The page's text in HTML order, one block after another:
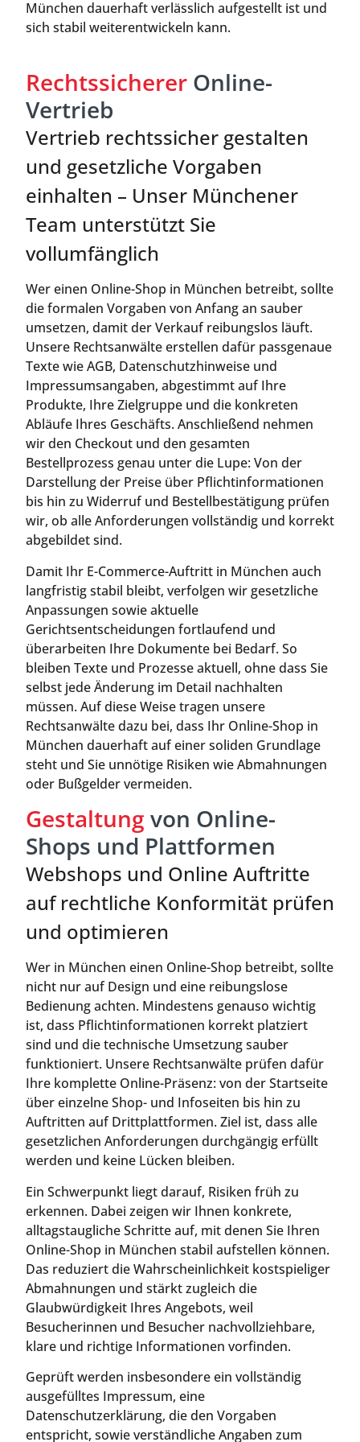
München dauerhaft verlässlich aufgestellt ist und
sich stabil weiterentwickeln kann.
Rechtssicherer Online-
Vertrieb
Vertrieb rechtssicher gestalten
und gesetzliche Vorgaben
einhalten – Unser Münchener
Team unterstützt Sie
vollumfänglich
Wer einen Online-Shop in München betreibt, sollte
die formalen Vorgaben von Anfang an sauber
umsetzen, damit der Verkauf reibungslos läuft.
Unsere Rechtsanwälte erstellen dafür passgenaue
Texte wie AGB, Datenschutzhinweise und
Impressumsangaben, abgestimmt auf Ihre
Produkte, Ihre Zielgruppe und die konkreten
Abläufe Ihres Geschäfts. Anschließend nehmen
wir den Checkout und den gesamten
Bestellprozess genau unter die Lupe: Von der
Darstellung der Preise über Pflichtinformationen
bis hin zu Widerruf und Bestellbestätigung prüfen
wir, ob alle Anforderungen vollständig und korrekt
abgebildet sind.
Damit Ihr E-Commerce-Auftritt in München auch
langfristig stabil bleibt, verfolgen wir gesetzliche
Anpassungen sowie aktuelle
Gerichtsentscheidungen fortlaufend und
überarbeiten Ihre Dokumente bei Bedarf. So
bleiben Texte und Prozesse aktuell, ohne dass Sie
selbst jede Änderung im Detail nachhalten
müssen. Auf diese Weise tragen unsere
Rechtsanwälte dazu bei, dass Ihr Online-Shop in
München dauerhaft auf einer soliden Grundlage
steht und Sie unnötige Risiken wie Abmahnungen
oder Bußgelder vermeiden.
Gestaltung von Online-
Shops und Plattformen
Webshops und Online Auftritte
auf rechtliche Konformität prüfen
und optimieren
Wer in München einen Online-Shop betreibt, sollte
nicht nur auf Design und eine reibungslose
Bedienung achten. Mindestens genauso wichtig
ist, dass Pflichtinformationen korrekt platziert
sind und die technische Umsetzung sauber
funktioniert. Unsere Rechtsanwälte prüfen dafür
Ihre komplette Online-Präsenz: von der Startseite
über einzelne Shop- und Infoseiten bis hin zu
Auftritten auf Drittplattformen. Ziel ist, dass alle
gesetzlichen Anforderungen durchgängig erfüllt
werden und keine Lücken bleiben.
Ein Schwerpunkt liegt darauf, Risiken früh zu
erkennen. Dabei zeigen wir Ihnen konkrete,
alltagstaugliche Schritte auf, mit denen Sie Ihren
Online-Shop in München stabil aufstellen können.
Das reduziert die Wahrscheinlichkeit kostspieliger
Abmahnungen und stärkt zugleich die
Glaubwürdigkeit Ihres Angebots, weil
Besucherinnen und Besucher nachvollziehbare,
klare und richtige Informationen vorfinden.
Geprüft werden insbesondere ein vollständig
ausgefülltes Impressum, eine
Datenschutzerklärung, die den Vorgaben
entspricht, sowie verständliche Angaben zum